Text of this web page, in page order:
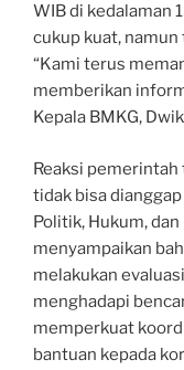
WIB di kedalaman
cukup kuat,
“Kami terus
memberikan
Kepala BMKG,
Reaksi
tidak bisa
Politik, Hukum,
menyampaikan
melakukan
menghadapi
memperkuat
bantuan kepada